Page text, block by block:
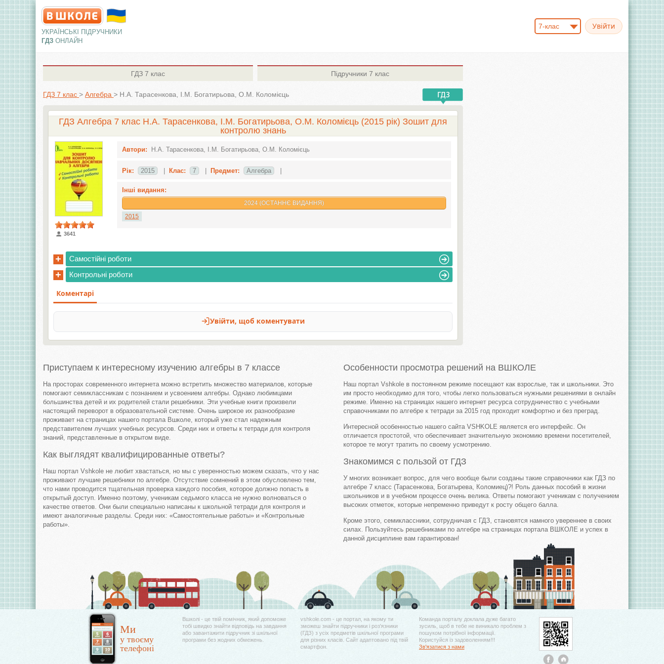
УКРАЇНСЬКІ ПІДРУЧНИКИ
ГДЗ ОНЛАЙН
7-клас
ГДЗ 7 клас Підручники 7 клас
ГДЗ 7 клас > Алгебра > Н.А. Тарасенкова, І.М. Богатирьова, О.М. Коломієць
ГДЗ Алгебра 7 клас Н.А. Тарасенкова, І.М. Богатирьова, О.М. Коломієць (2015 рік) Зошит для
контролю знань
3641
Автори: Н.А. Тарасенкова, І.М. Богатирьова, О.М. Коломієць
Рік: 2015 Клас: 7 Предмет: Алгебра
Інші видання:
2024 (ОСТАННЄ ВИДАННЯ)
2015
+ Самостійні роботи
+ Контрольні роботи
Приступаем к интересному изучению алгебры в 7 классе
На просторах современного интернета можно встретить множество материалов, которые
помогают семиклассникам с познанием и усвоением алгебры. Однако любимцами
большинства детей и их родителей стали решебники. Эти учебные книги произвели
настоящий переворот в образовательной системе. Очень широкое их разнообразие
проживает на страницах нашего портала Вшколе, который уже стал надежным
представителем лучших учебных ресурсов. Среди них и ответы к тетради для контроля
знаний, представленные в открытом виде.
Как выглядят квалифицированные ответы?
Наш портал Vshkole не любит хвастаться, но мы с уверенностью можем сказать, что у нас
проживают лучшие решебники по алгебре. Отсутствие сомнений в этом обусловлено тем,
что нами проводится тщательная проверка каждого пособия, которое должно попасть в
открытый доступ. Именно поэтому, ученикам седьмого класса не нужно волноваться о
качестве ответов. Они были специально написаны к школьной тетради для контроля и
имеют аналогичные разделы. Среди них: «Самостоятельные работы» и «Контрольные
работы».
Особенности просмотра решений на ВШКОЛЕ
Наш портал Vshkole в постоянном режиме посещают как взрослые, так и школьники. Это
им просто необходимо для того, чтобы легко пользоваться нужными решениями в онлайн
режиме. Именно на страницах нашего интернет ресурса сотрудничество с учебными
справочниками по алгебре к тетради за 2015 год проходит комфортно и без преград.
Интересной особенностью нашего сайта VSHKOLE является его интерфейс. Он
отличается простотой, что обеспечивает значительную экономию времени посетителей,
которое те могут тратить по своему усмотрению.
Знакомимся с пользой от ГДЗ
У многих возникает вопрос, для чего вообще были созданы такие справочники как ГДЗ по
алгебре 7 класс (Тарасенкова, Богатырева, Коломиец)?! Роль данных пособий в жизни
школьников и в учебном процессе очень велика. Ответы помогают ученикам с получением
высоких отметок, которые непременно приведут к росту общего балла.
Кроме этого, семиклассники, сотрудничая с ГДЗ, становятся намного увереннее в своих
силах. Пользуйтесь решебниками по алгебре на страницах портала ВШКОЛЕ и успех в
данной дисциплине вам гарантирован!
Ми
у твоєму
телефоні
Вшколі - це твій помічник, який допоможе
тобі швидко знайти відповідь на завдання
або завантажити підручник зі шкільної
програми без жодних обмежень.
vshkole.com - це портал, на якому ти
зможеш знайти підручники і роз'язники
(ГДЗ) з усіх предметів шкільної програми
для різних класів. Сайт адаптовано під твій
смартфон.
Команда порталу доклала дуже багато
зусиль, щоб в тебе не виникало проблем з
пошуком потрібної інформації.
Користуйся із задоволенням!!!
Зв'язатися з нами